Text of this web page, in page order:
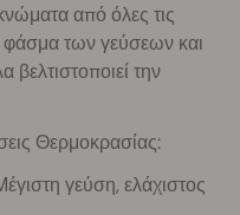
από όλες τις
φάσμα των γεύσεων και
την
Θερμοκρασίας:
γεύση, ελάχιστος